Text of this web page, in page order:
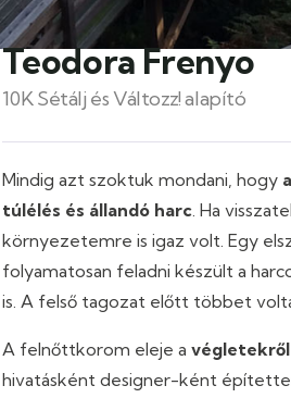
Teodora Frenyo
10K Sétálj és Változz! alapító
Mindig azt szoktuk mondani, hogy
túlélés és állandó harc. Ha
környezetemre is igaz volt. Egy
folyamatosan feladni készült a
is. A felső tagozat előtt többet
A felnőttkorom eleje a
hivatásként designer-ként